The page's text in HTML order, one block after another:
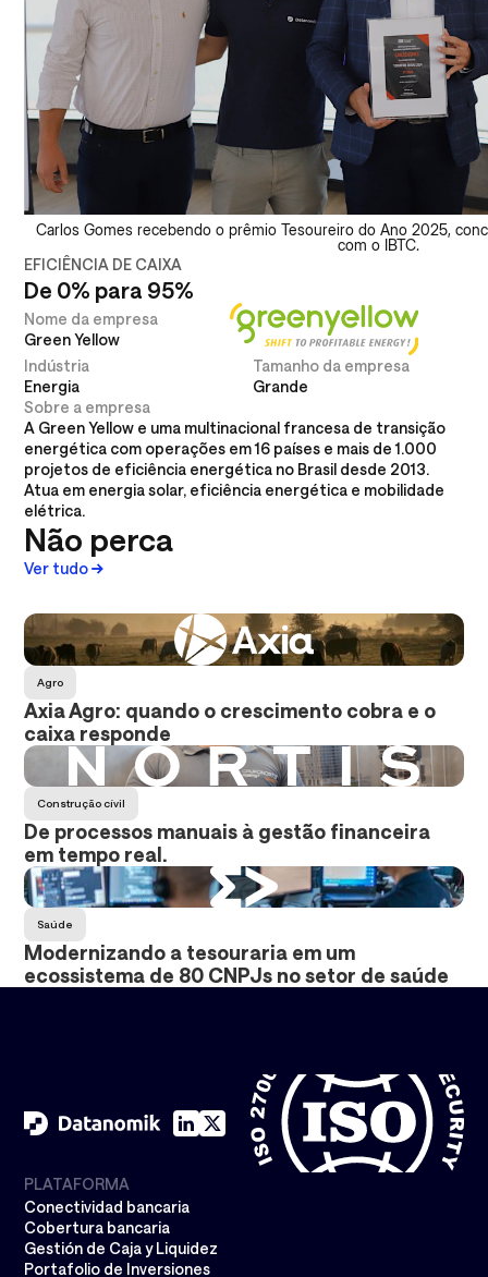
EFICIÊNCIA DE CAIXA
De 0% para 95%
Nome da empresa
Green Yellow
Indústria
Energia
Tamanho da empresa
Grande
Sobre a empresa
A Green Yellow e uma multinacional francesa de transição
energética com operações em 16 países e mais de 1.000
projetos de eficiência energética no Brasil desde 2013.
Atua em energia solar, eficiência energética e mobilidade
elétrica.
Carlos Gomes recebendo o prêmio Tesoureiro do Ano 2025,
com o IBTC.
Não perca
Ver tudo
Agro
Axia Agro: quando o crescimento cobra e o
caixa responde
Construção cívil
De processos manuais à gestão financeira
em tempo real.
Saúde
Modernizando a tesouraria em um
ecossistema de 80 CNPJs no setor de saúde
PLATAFORMA
Conectividad bancaria
Cobertura bancaria
Gestión de Caja y Liquidez
Portafolio de Inversiones